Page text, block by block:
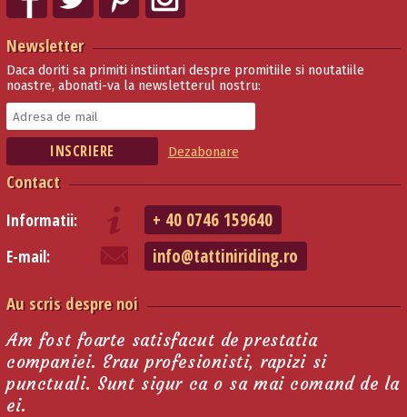
Newsletter
Daca doriti sa primiti instiintari despre promitiile si noutatiile
noastre, abonati-va la newsletterul nostru:
Dezabonare
Contact
Informatii: + 40 0746 159640
E-mail: info@tattiniriding.ro
Au scris despre noi
Am fost foarte satisfacut de prestatia
companiei. Erau profesionisti, rapizi si
punctuali. Sunt sigur ca o sa mai comand de la
ei.